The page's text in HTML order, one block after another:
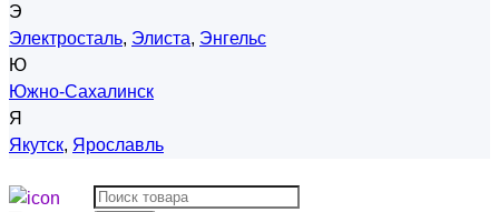
Э
Электросталь, Элиста, Энгельс
Ю
Южно-Сахалинск
Я
Якутск, Ярославль